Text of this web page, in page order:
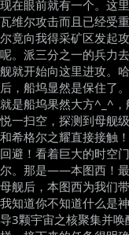
现在眼前就有一个。这
瓦维尔攻击而且已经受
尔竟向我得采矿区发起
呢。派三分之一的兵力
舰就开始向这里进攻。
后，船坞显然是保住了
就是船坞果然大方^_^
悦一扫空，探测到母舰
和希格尔之耀直接接触
回避！看着巨大的时空
尔。那是——本图西！最
母舰后，本图西为我们
我知道你不知道什么是
导3颗宇宙之核聚集并